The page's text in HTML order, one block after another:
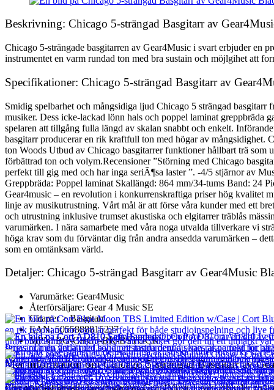
Beskrivning: Chicago 5-strängad Basgitarr av
Chicago 5-strängade basgitarren av Gear4Music i svart erbjuder en
instrumentet en varm rundad ton med bra sustain och möjlgihet att
Specifikationer: Chicago 5-strängad Basgitarr av
Smidig spelbarhet och mångsidiga ljud Chicago 5 strängad
musiker. Dess icke-lackad lönn hals och poppel laminat greppbräda
spelaren att tillgång fulla längd av skalan snabbt och enkelt.
basgitarr producerar en rik kraftfull ton med högar av
ton Woods Utbud av Chicago basgitarrer funktioner hållbart trä som
förbättrad ton och volym.Recensioner ”Störning med Chicago
perfekt till gig med och har inga seriÃ¶sa laster ”. -4/5 stjärnor av
Greppbräda: Poppel laminat Skallängd: 864 mm/34-tums Band:
Gear4music – en revolution i konkurrenskraftiga priser hög kvalitet
linje av musikutrustning. Vårt mål är att förse våra kunder med ett
och utrustning inklusive trumset akustiska och elgitarrer träblås
varumärken. I nära samarbete med våra noga utvalda tillverkare vi
höga krav som du förväntar dig från andra ansedda varumärken –
som en omtänksam värld.
Detaljer: Chicago 5-strängad Basgitarr av Gear4Music
Varumärke: Gear4Music
Återförsäljare: Gear 4 Music SE
Gitarrer > Basgitarr
EAN: 5055888815227
MPN: BG-CHG5-BK-BSTOCK
Mer information om Chicago 5-strängad Basgitarr av
Chicago 5-strängade basgitarren av Gear4Music i svart erbjuder en